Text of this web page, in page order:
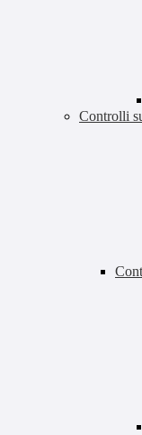
Controlli